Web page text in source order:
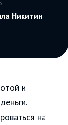
Никитин
и
на